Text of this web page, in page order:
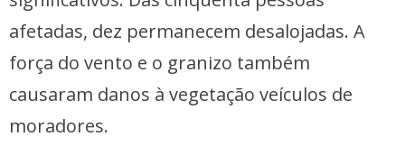
afetadas, dez permanecem desalojadas. A
força do vento e o granizo também
causaram danos à vegetação veículos de
moradores.